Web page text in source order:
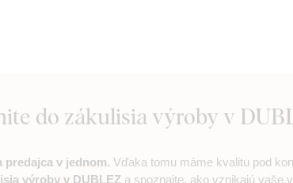
do zákulisia výroby v
predajca v jednom. Vďaka tomu máme kvalitu pod
výroby v DUBLEZ a spoznajte, ako vznikajú vaše